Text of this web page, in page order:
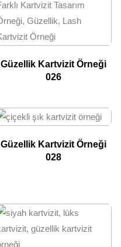
Güzellik Kartvizit Örneği
026
Güzellik Kartvizit Örneği
028